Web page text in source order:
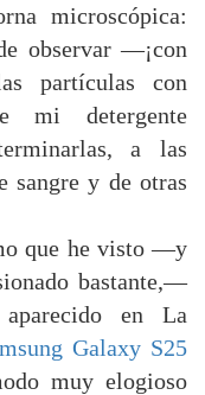
microscópica:
observar —¡con
partículas con
mi detergente
a las
sangre y de otras
que he visto —y
bastante,—
en La
Galaxy S25
muy elogioso